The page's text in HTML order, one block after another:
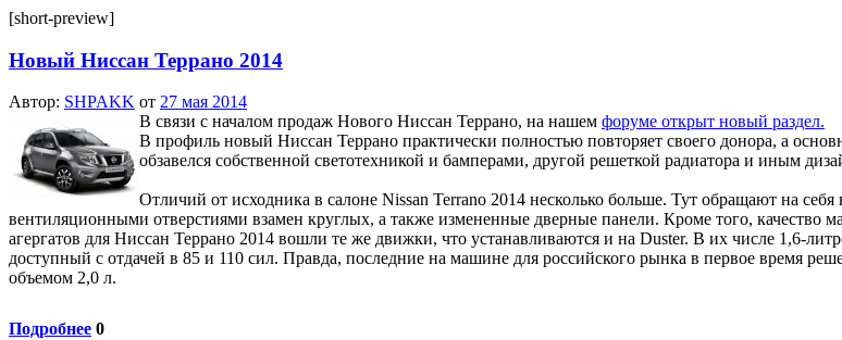
[short-preview]
Новый Ниссан Террано 2014
Автор: SHPAKK от 27 мая 2014
В связи с началом продаж Нового Ниссан Террано, на нашем форуме открыт новый раздел.
В профиль новый Ниссан Террано практически полностью повторяет своего донора, а
обзавелся собственной светотехникой и бамперами, другой решеткой радиатора и иным
Отличий от исходника в салоне Nissan Terrano 2014 несколько больше. Тут обращают на
вентиляционными отверстиями взамен круглых, а также измененные дверные панели. Кроме того, качество
агергатов для Ниссан Террано 2014 вошли те же движки, что устанавливаются и на Duster. В их числе 1,6-
доступный с отдачей в 85 и 110 сил. Правда, последние на машине для российского рынка в первое время
объемом 2,0 л.
Подробнее 0